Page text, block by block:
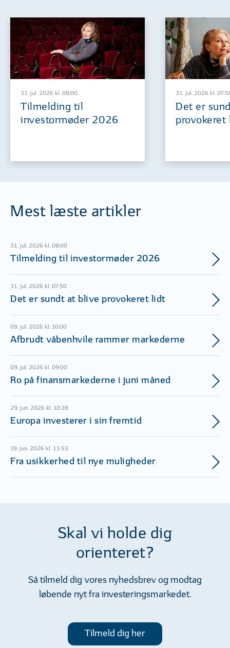
31. jul. 2026 kl. 08:00
Tilmelding til
investormøder 2026
31. jul. 2026 kl.
Det er
provokeret
Mest læste artikler
31. jul. 2026 kl. 08:00
Tilmelding til investormøder 2026
31. jul. 2026 kl. 07:50
Det er sundt at blive provokeret lidt
09. jul. 2026 kl. 10:00
Afbrudt våbenhvile rammer markederne
09. jul. 2026 kl. 09:00
Ro på finansmarkederne i juni måned
29. jun. 2026 kl. 10:28
Europa investerer i sin fremtid
19. jun. 2026 kl. 11:53
Fra usikkerhed til nye muligheder
Skal vi holde dig
orienteret?
Så tilmeld dig vores nyhedsbrev og modtag
løbende nyt fra investeringsmarkedet.
Tilmeld dig her